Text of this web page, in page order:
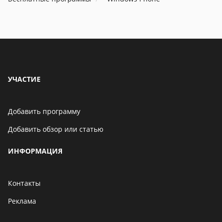
УЧАСТИЕ
Добавить программу
Добавить обзор или статью
ИНФОРМАЦИЯ
Контакты
Реклама